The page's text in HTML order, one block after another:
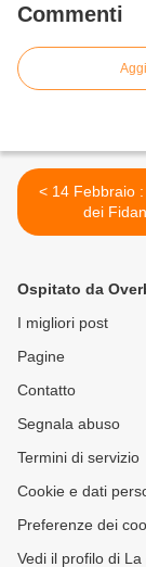
Commenti
< 14 Febbraio : Preghiera
dei
Ospitato da
I migliori post
Pagine
Contatto
Segnala abuso
Termini di servizio
Cookie e dati
Preferenze dei
Vedi il profilo di